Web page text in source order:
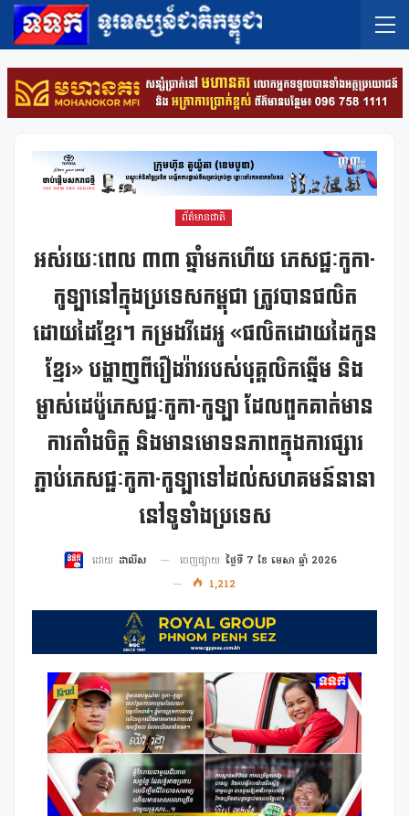
ព័ត៌មានជាតិ
អស់រយៈពេល ៣៣ ឆ្នាំមកហើយ ភេសជ្ជៈកូកា-
កូឡានៅក្នុងប្រទេសកម្ពុជា ត្រូវបានផលិត
ដោយដៃខ្មែរ។ កម្រងវីដេអូ «ផលិតដោយដៃកូន
ខ្មែរ» បង្ហាញពីរឿងរ៉ាវរបស់បុគ្គលិកឆ្នើម និង
ម្ចាស់ដេប៉ូភេសជ្ជៈកូកា-កូឡា ដែលពួកគាត់មាន
ការតាំងចិត្ត និងមានមោទនភាពក្នុងការផ្សារ
ភ្ជាប់ភេសជ្ជៈកូកា-កូឡាទៅដល់សហគមន៍នានា
នៅទូទាំងប្រទេស
ដោយ ដាលីស ចេញផ្សាយ ថ្ងៃទី 7 ខែ មេសា ឆ្នាំ 2026
1,212